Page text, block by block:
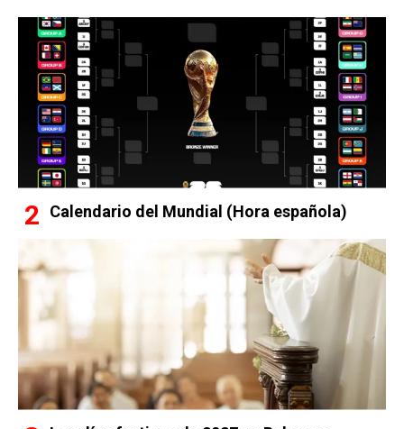
Calendario del Mundial (Hora española)